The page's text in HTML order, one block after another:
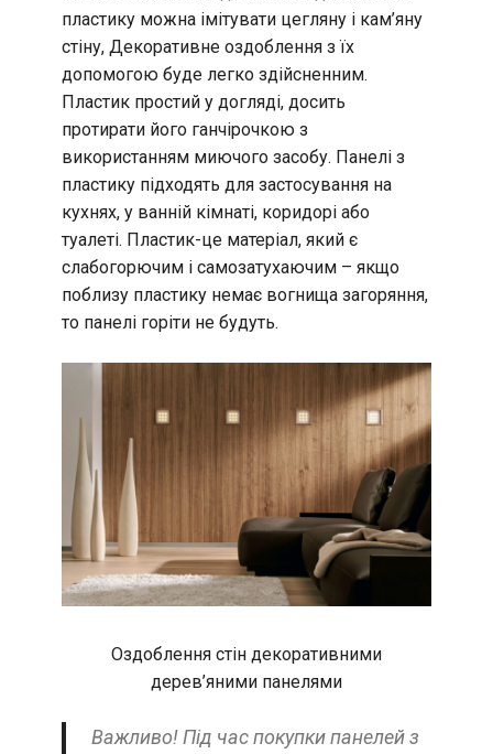
пластику можна імітувати цегляну і кам’яну
стіну, Декоративне оздоблення з їх
допомогою буде легко здійсненним.
Пластик простий у догляді, досить
протирати його ганчірочкою з
використанням миючого засобу. Панелі з
пластику підходять для застосування на
кухнях, у ванній кімнаті, коридорі або
туалеті. Пластик-це матеріал, який є
слабогорючим і самозатухаючим – якщо
поблизу пластику немає вогнища загоряння,
то панелі горіти не будуть.
Оздоблення стін декоративними
дерев’яними панелями
Важливо! Під час покупки панелей з